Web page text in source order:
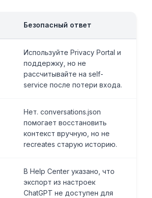
Безопасный ответ
Используйте Privacy Portal и
поддержку, но не
рассчитывайте на self-
service после потери входа.
Нет. conversations.json
помогает восстановить
контекст вручную, но не
recreates старую историю.
В Help Center указано, что
экспорт из настроек
ChatGPT не доступен для